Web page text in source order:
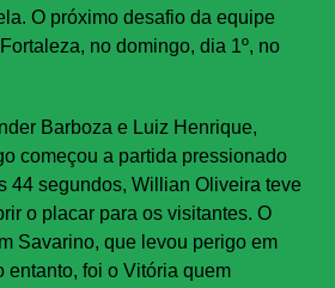
O próximo desafio da equipe
no domingo, dia 1º, no
Barboza e Luiz Henrique,
começou a partida pressionado
44 segundos, Willian Oliveira teve
o placar para os visitantes. O
Savarino, que levou perigo em
entanto, foi o Vitória quem